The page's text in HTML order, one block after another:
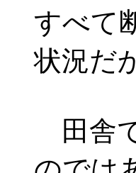
すべて
状況だ
田舎